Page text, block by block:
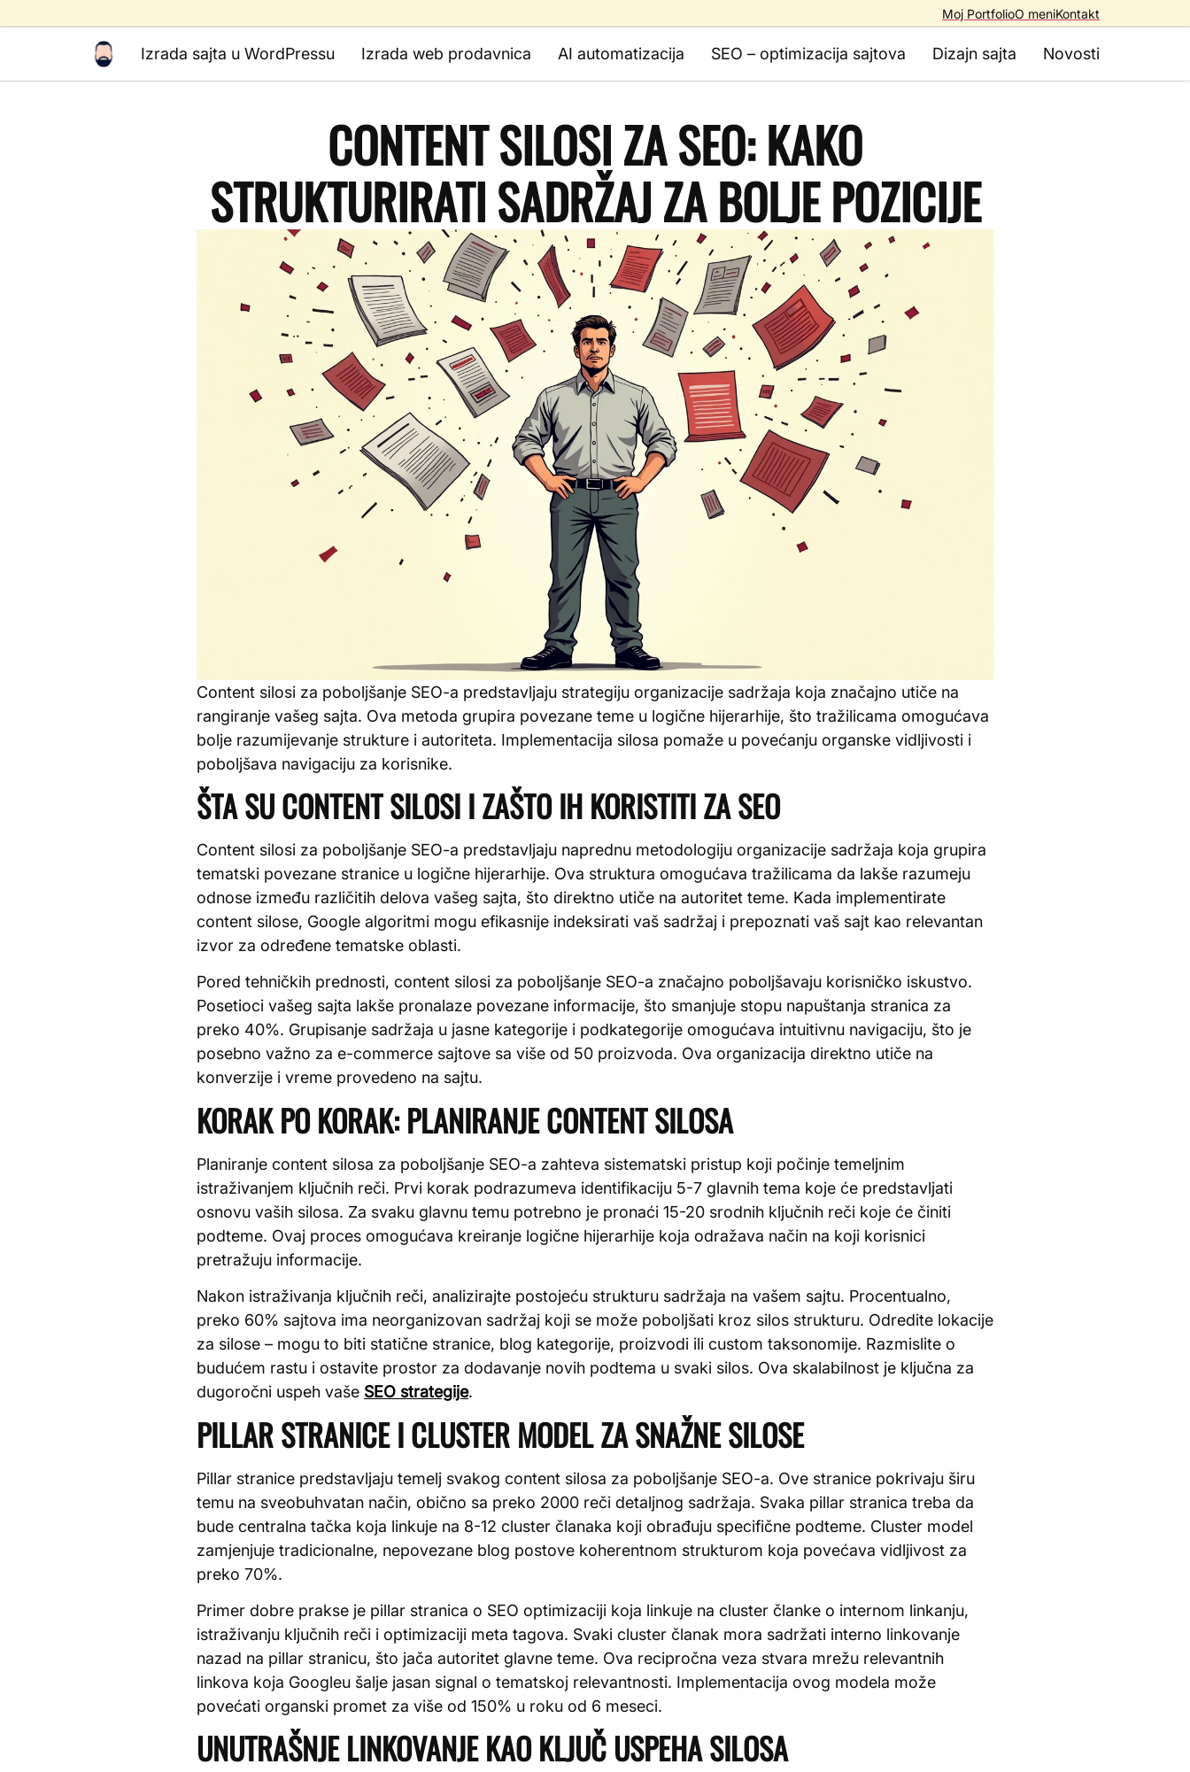
Moj PortfolioO meniKontakt
Izrada sajta u WordPressu Izrada web prodavnica AI automatizacija SEO – optimizacija sajtova Dizajn sajta Novosti
CONTENT SILOSI ZA SEO: KAKO
STRUKTURIRATI SADRŽAJ ZA BOLJE POZICIJE
Content silosi za poboljšanje SEO-a predstavljaju strategiju organizacije sadržaja koja značajno utiče na
rangiranje vašeg sajta. Ova metoda grupira povezane teme u logične hijerarhije, što tražilicama omogućava
bolje razumijevanje strukture i autoriteta. Implementacija silosa pomaže u povećanju organske vidljivosti i
poboljšava navigaciju za korisnike.
ŠTA SU CONTENT SILOSI I ZAŠTO IH KORISTITI ZA SEO
Content silosi za poboljšanje SEO-a predstavljaju naprednu metodologiju organizacije sadržaja koja grupira
tematski povezane stranice u logične hijerarhije. Ova struktura omogućava tražilicama da lakše razumeju
odnose između različitih delova vašeg sajta, što direktno utiče na autoritet teme. Kada implementirate
content silose, Google algoritmi mogu efikasnije indeksirati vaš sadržaj i prepoznati vaš sajt kao relevantan
izvor za određene tematske oblasti.
Pored tehničkih prednosti, content silosi za poboljšanje SEO-a značajno poboljšavaju korisničko iskustvo.
Posetioci vašeg sajta lakše pronalaze povezane informacije, što smanjuje stopu napuštanja stranica za
preko 40%. Grupisanje sadržaja u jasne kategorije i podkategorije omogućava intuitivnu navigaciju, što je
posebno važno za e-commerce sajtove sa više od 50 proizvoda. Ova organizacija direktno utiče na
konverzije i vreme provedeno na sajtu.
KORAK PO KORAK: PLANIRANJE CONTENT SILOSA
Planiranje content silosa za poboljšanje SEO-a zahteva sistematski pristup koji počinje temeljnim
istraživanjem ključnih reči. Prvi korak podrazumeva identifikaciju 5-7 glavnih tema koje će predstavljati
osnovu vaših silosa. Za svaku glavnu temu potrebno je pronaći 15-20 srodnih ključnih reči koje će činiti
podteme. Ovaj proces omogućava kreiranje logične hijerarhije koja odražava način na koji korisnici
pretražuju informacije.
Nakon istraživanja ključnih reči, analizirajte postojeću strukturu sadržaja na vašem sajtu. Procentualno,
preko 60% sajtova ima neorganizovan sadržaj koji se može poboljšati kroz silos strukturu. Odredite lokacije
za silose – mogu to biti statične stranice, blog kategorije, proizvodi ili custom taksonomije. Razmislite o
budućem rastu i ostavite prostor za dodavanje novih podtema u svaki silos. Ova skalabilnost je ključna za
dugoročni uspeh vaše SEO strategije.
PILLAR STRANICE I CLUSTER MODEL ZA SNAŽNE SILOSE
Pillar stranice predstavljaju temelj svakog content silosa za poboljšanje SEO-a. Ove stranice pokrivaju širu
temu na sveobuhvatan način, obično sa preko 2000 reči detaljnog sadržaja. Svaka pillar stranica treba da
bude centralna tačka koja linkuje na 8-12 cluster članaka koji obrađuju specifične podteme. Cluster model
zamjenjuje tradicionalne, nepovezane blog postove koherentnom strukturom koja povećava vidljivost za
preko 70%.
Primer dobre prakse je pillar stranica o SEO optimizaciji koja linkuje na cluster članke o internom linkanju,
istraživanju ključnih reči i optimizaciji meta tagova. Svaki cluster članak mora sadržati interno linkovanje
nazad na pillar stranicu, što jača autoritet glavne teme. Ova recipročna veza stvara mrežu relevantnih
linkova koja Googleu šalje jasan signal o tematskoj relevantnosti. Implementacija ovog modela može
povećati organski promet za više od 150% u roku od 6 meseci.
UNUTRAŠNJE LINKOVANJE KAO KLJUČ USPEHA SILOSA